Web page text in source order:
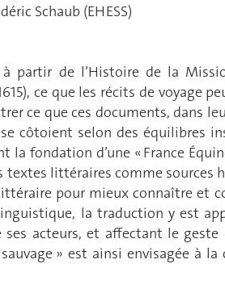
Schaub (EHESS)
partir de l’Histoire de la
ce que les récits de voyage
ce que ces documents, dans
côtoient selon des équilibres
fondation d’une « France
textes littéraires comme
pour mieux connaître et
la traduction y est
acteurs, et affectant le
» est ainsi envisagée à